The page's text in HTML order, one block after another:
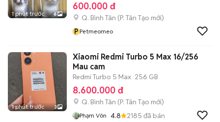
1 phút trước 6
600.000 đ
Q. Bình Tân (P. Tân Tạo mới)
P Petmeomeo
1 phút trước 3
Xiaomi Redmi Turbo 5 Max 16/256
Mau cam
Redmi Turbo 5 Max 256 GB
8.600.000 đ
Q. Bình Tân (P. Tân Tạo mới)
Phạm Vôn 4.8 2185 đã bán